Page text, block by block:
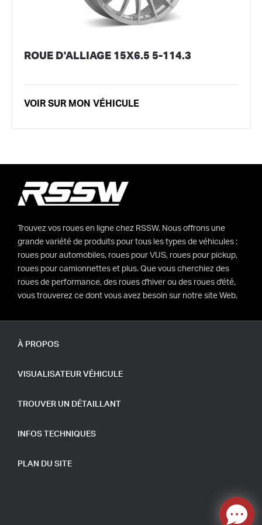
ROUE D'ALLIAGE 15X6.5 5-114.3
VOIR SUR MON VÉHICULE
À PROPOS
VISUALISATEUR VÉHICULE
TROUVER UN DÉTAILLANT
INFOS TECHNIQUES
PLAN DU SITE
Trouvez vos roues en ligne chez RSSW. Nous offrons une
grande variété de produits pour tous les types de véhicules :
roues pour automobiles, roues pour VUS, roues pour pickup,
roues pour camionnettes et plus. Que vous cherchiez des
roues de performance, des roues d'hiver ou des roues d'été,
vous trouverez ce dont vous avez besoin sur notre site Web.